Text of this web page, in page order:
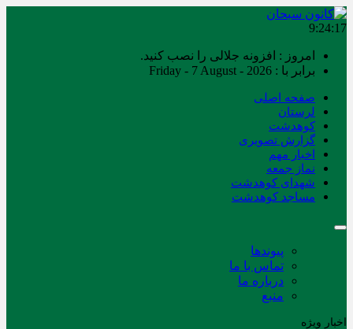
9:24:17
امروز : افزونه جلالی را نصب کنید.
برابر با : Friday - 7 August - 2026
صفحه اصلی
لرستان
کوهدشت
گزارش تصویری
اخبار مهم
نماز جمعه
شهدای کوهدشت
مساجد کوهدشت
پیوندها
تماس با ما
درباره ما
منبع
اخبار ویژه